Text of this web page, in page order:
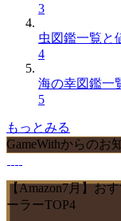
3
虫図鑑一覧と
4
海の幸図鑑一
5
もっとみる
GameWithからのお
【Amazon7月】お
ーラーTOP4